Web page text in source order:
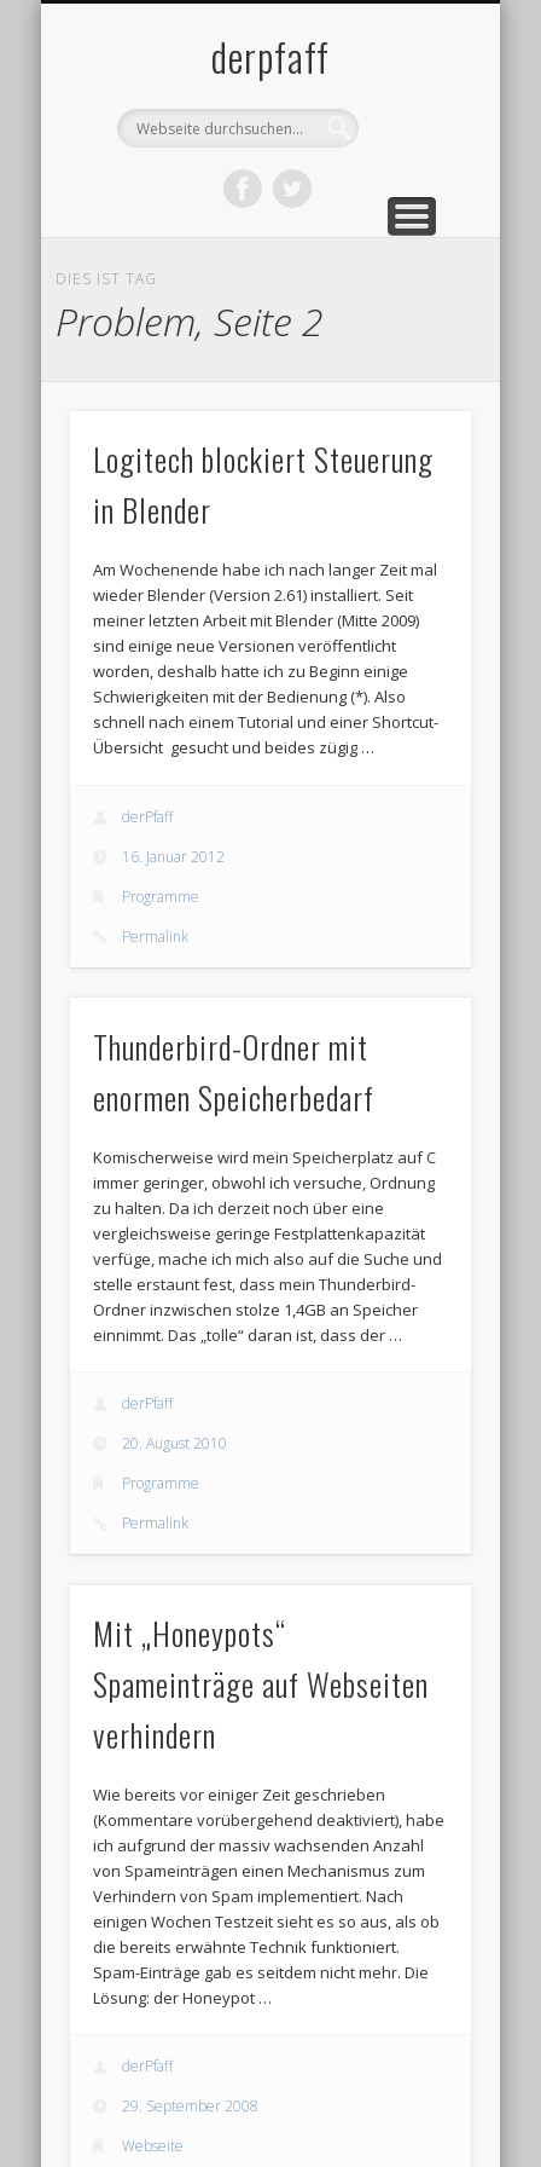
derpfaff
DIES IST TAG
Problem, Seite 2
Logitech blockiert Steuerung
in Blender
Am Wochenende habe ich nach langer Zeit mal
wieder Blender (Version 2.61) installiert. Seit
meiner letzten Arbeit mit Blender (Mitte 2009)
sind einige neue Versionen veröffentlicht
worden, deshalb hatte ich zu Beginn einige
Schwierigkeiten mit der Bedienung (*). Also
schnell nach einem Tutorial und einer Shortcut-
Übersicht gesucht und beides zügig …
derPfaff
16. Januar 2012
Programme
Permalink
Thunderbird-Ordner mit
enormen Speicherbedarf
Komischerweise wird mein Speicherplatz auf C
immer geringer, obwohl ich versuche, Ordnung
zu halten. Da ich derzeit noch über eine
vergleichsweise geringe Festplattenkapazität
verfüge, mache ich mich also auf die Suche und
stelle erstaunt fest, dass mein Thunderbird-
Ordner inzwischen stolze 1,4GB an Speicher
einnimmt. Das „tolle“ daran ist, dass der …
derPfaff
20. August 2010
Programme
Permalink
Mit „Honeypots“
Spameinträge auf Webseiten
verhindern
Wie bereits vor einiger Zeit geschrieben
(Kommentare vorübergehend deaktiviert), habe
ich aufgrund der massiv wachsenden Anzahl
von Spameinträgen einen Mechanismus zum
Verhindern von Spam implementiert. Nach
einigen Wochen Testzeit sieht es so aus, als ob
die bereits erwähnte Technik funktioniert.
Spam-Einträge gab es seitdem nicht mehr. Die
Lösung: der Honeypot …
derPfaff
29. September 2008
Webseite